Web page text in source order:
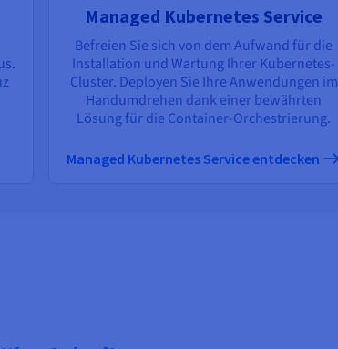
Managed Kubernetes Service
Befreien Sie sich von dem Aufwand für die
Installation und Wartung Ihrer Kubernetes-
Cluster. Deployen Sie Ihre Anwendungen im
Handumdrehen dank einer bewährten
Lösung für die Container-Orchestrierung.
Managed Kubernetes Service entdecken